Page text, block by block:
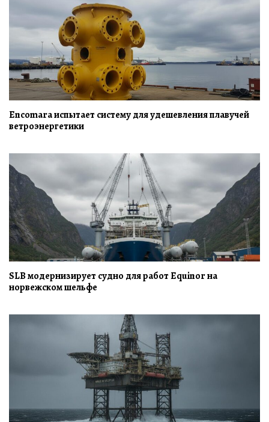
Encomara испытает систему для удешевления плавучей
ветроэнергетики
SLB модернизирует судно для работ Equinor на
норвежском шельфе